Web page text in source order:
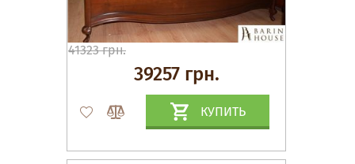
41323 грн.
39257 грн.
КУПИТЬ